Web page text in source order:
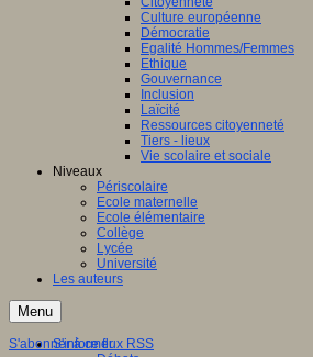
Culture européenne
Démocratie
Egalité Hommes/Femmes
Ethique
Gouvernance
Inclusion
Laïcité
Ressources citoyenneté
Tiers - lieux
Vie scolaire et sociale
Niveaux
Périscolaire
Ecole maternelle
Ecole élémentaire
Collège
Lycée
Université
Les auteurs
Menu
S'informer
S'abonner à ce flux RSS